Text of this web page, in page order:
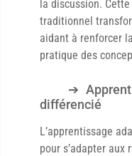
la discussion.
traditionnel
aidant à renforcer
pratique des
différencié
L’apprentissage
pour s’adapter aux